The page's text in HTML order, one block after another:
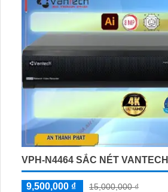
việc thu hình chất lượng, đảm bảo
VPH-N4464 SẮC NÉT VANTECH
9,500,000 ₫
15,000,000 ₫